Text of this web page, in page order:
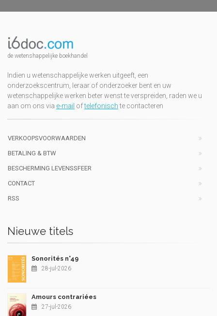
de wetenshappelijke boekhandel
Indien u wetenschappelijke werken uitgeeft, een
onderzoekscentrum, leraar of onderzoeker bent en uw
wetenschappelijke werken beter wenst te verspreiden, raden we u
aan om ons via e-mail oftelefonischte contacteren
VERKOOPSVOORWAARDEN
BETALING & BTW
BESCHERMING LEVENSSFEER
CONTACT
RSS
Nieuwe titels
Sonorités n°49
28-jul-2026
Amours contrariées
27-jul-2026